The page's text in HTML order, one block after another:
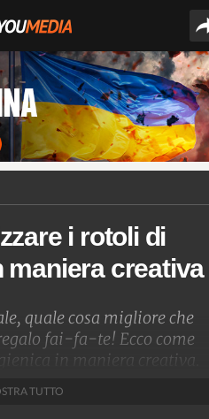
i rotoli di
maniera creativa
quale cosa migliore che
fai-fa-te! Ecco come
in maniera creativa.
TUTTO